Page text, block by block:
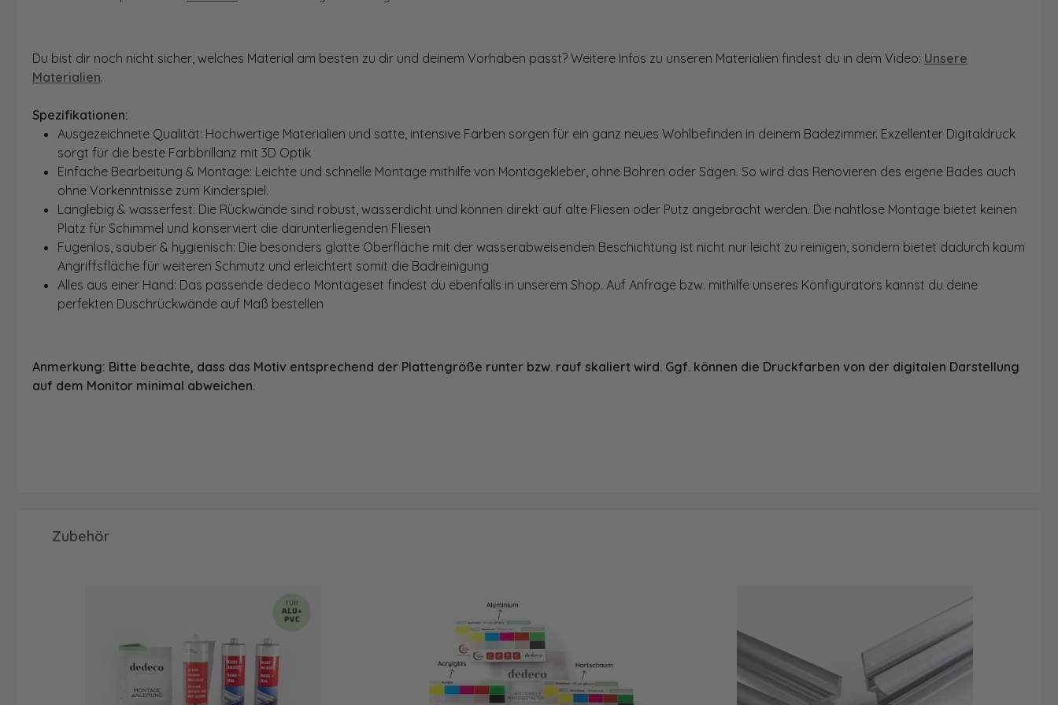
Du bist dir noch nicht sicher, welches Material am besten zu dir und deinem Vorhaben passt? Weitere Infos zu unseren Materialien findest du in dem Video: Unsere
Materialien.
Spezifikationen:
Ausgezeichnete Qualität: Hochwertige Materialien und satte, intensive Farben sorgen für ein ganz neues Wohlbefinden in deinem Badezimmer. Exzellenter Digitaldruck
sorgt für die beste Farbbrillanz mit 3D Optik
Einfache Bearbeitung & Montage: Leichte und schnelle Montage mithilfe von Montagekleber, ohne Bohren oder Sägen. So wird das Renovieren des eigene Bades auch
ohne Vorkenntnisse zum Kinderspiel.
Langlebig & wasserfest: Die Rückwände sind robust, wasserdicht und können direkt auf alte Fliesen oder Putz angebracht werden. Die nahtlose Montage bietet keinen
Platz für Schimmel und konserviert die darunterliegenden Fliesen
Fugenlos, sauber & hygienisch: Die besonders glatte Oberfläche mit der wasserabweisenden Beschichtung ist nicht nur leicht zu reinigen, sondern bietet dadurch kaum
Angriffsfläche für weiteren Schmutz und erleichtert somit die Badreinigung
Alles aus einer Hand: Das passende dedeco Montageset findest du ebenfalls in unserem Shop. Auf Anfrage bzw. mithilfe unseres Konfigurators kannst du deine
perfekten Duschrückwände auf Maß bestellen
Anmerkung: Bitte beachte, dass das Motiv entsprechend der Plattengröße runter bzw. rauf skaliert wird. Ggf. können die Druckfarben von der digitalen Darstellung
auf dem Monitor minimal abweichen.
Produktgalerie überspringen
Zubehör